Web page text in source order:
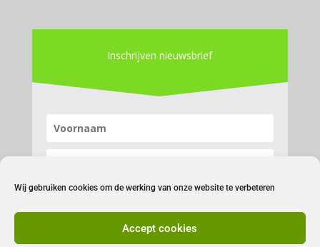
Wij gebruiken cookies om de werking van onze website te verbeteren
Accept cookies
Inschrijven nieuwsbrief
Inschrijven